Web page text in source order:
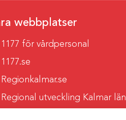
webbplatser
1177 för vårdpersonal
1177.se
Regionkalmar.se
Regional utveckling Kalmar län